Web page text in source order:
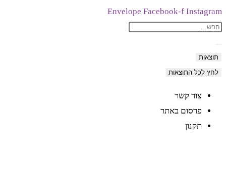
Skip
to
Envelope Facebook-f Instagram
Search
תוצאות
לחץ לכל התוצאות
צור קשר
פרסום באתר
תקנון